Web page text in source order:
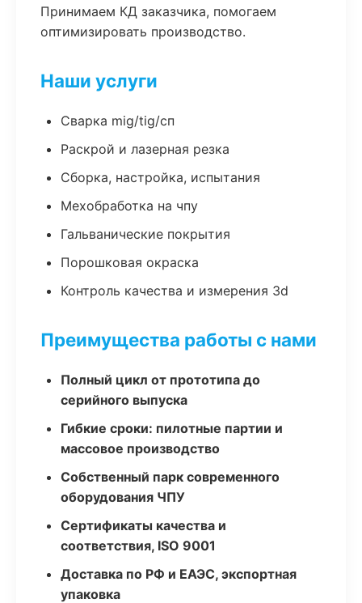
Принимаем КД заказчика, помогаем
оптимизировать производство.
Наши услуги
Сварка mig/tig/сп
Раскрой и лазерная резка
Сборка, настройка, испытания
Мехобработка на чпу
Гальванические покрытия
Порошковая окраска
Контроль качества и измерения 3d
Преимущества работы с нами
Полный цикл от прототипа до
серийного выпуска
Гибкие сроки: пилотные партии и
массовое производство
Собственный парк современного
оборудования ЧПУ
Сертификаты качества и
соответствия, ISO 9001
Доставка по РФ и ЕАЭС, экспортная
упаковка